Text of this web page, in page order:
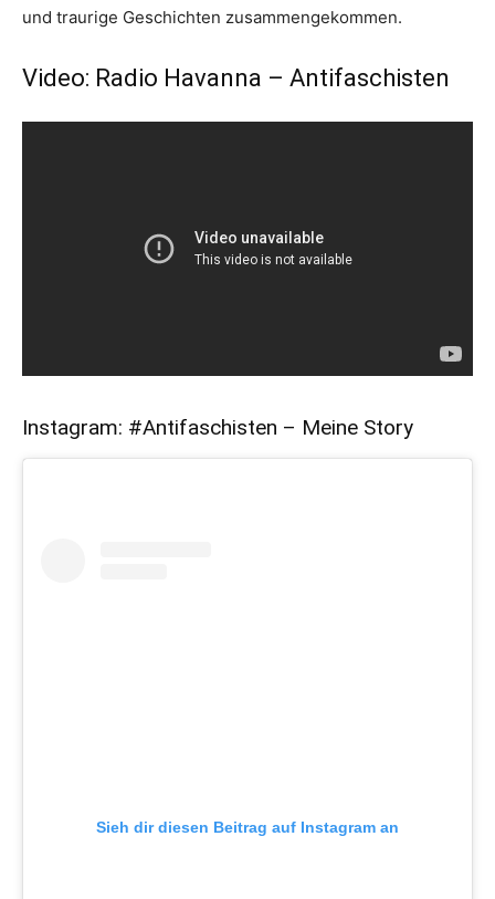
und traurige Geschichten zusammengekommen.
Video: Radio Havanna – Antifaschisten
Instagram: #Antifaschisten – Meine Story
Sieh dir diesen Beitrag auf Instagram an